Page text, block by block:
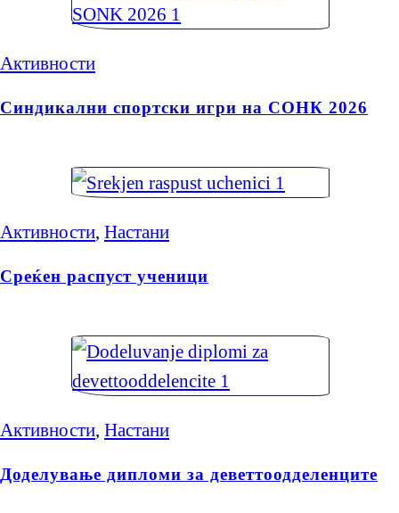
Активности
Синдикални спортски игри на СОНК 2026
Активности, Настани
Среќен распуст ученици
Активности Настани
Доделување дипломи за деветтоодделенците